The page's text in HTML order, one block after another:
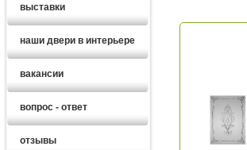
выставки
наши двери в интерьере
вакансии
вопрос - ответ
отзывы